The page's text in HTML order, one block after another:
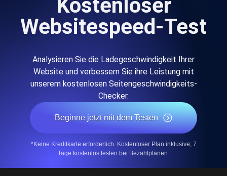
Kostenloser
Websitespeed-Test
Analysieren Sie die Ladegeschwindigkeit Ihrer
Website und verbessern Sie ihre Leistung mit
unserem kostenlosen Seitengeschwindigkeits-
Checker.
Beginne jetzt mit dem Testen
*Keine Kreditkarte erforderlich. Kostenloser Plan inklusive; 7
Tage kostenlos testen bei Bezahlplänen.